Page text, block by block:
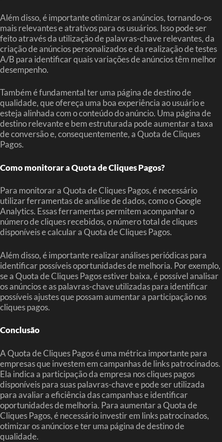
Além disso, é importante otimizar os anúncios, tornando-os
mais relevantes e atrativos para os usuários. Isso pode ser
feito através da utilização de palavras-chave relevantes, da
criação de anúncios personalizados e da realização de testes
A/B para identificar quais variações de anúncios têm melhor
desempenho.
Também é fundamental ter uma página de destino de
qualidade, que ofereça uma boa experiência ao usuário e
esteja alinhada com o conteúdo do anúncio. Uma página de
destino relevante e bem estruturada pode aumentar a taxa
de conversão e, consequentemente, a Quota de Cliques
Pagos.
Como monitorar a Quota de Cliques Pagos?
Para monitorar a Quota de Cliques Pagos, é necessário
utilizar ferramentas de análise de dados, como o Google
Analytics. Essas ferramentas permitem acompanhar o
número de cliques recebidos, o número total de cliques
disponíveis e calcular a Quota de Cliques Pagos.
Além disso, é importante realizar análises periódicas para
identificar possíveis oportunidades de melhoria. Por exemplo,
se a Quota de Cliques Pagos estiver baixa, é possível analisar
os anúncios e as palavras-chave utilizadas para identificar
possíveis ajustes que possam aumentar a participação nos
cliques pagos.
Conclusão
A Quota de Cliques Pagos é uma métrica importante para
empresas que investem em campanhas de links patrocinados.
Ela indica a participação da empresa nos cliques pagos
disponíveis para suas palavras-chave e pode ser utilizada
para avaliar a eficiência das campanhas e identificar
oportunidades de melhoria. Para aumentar a Quota de
Cliques Pagos, é necessário investir em links patrocinados,
otimizar os anúncios e ter uma página de destino de
qualidade.